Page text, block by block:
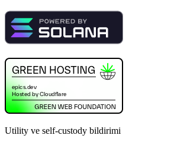
Utility ve self-custody bildirimi